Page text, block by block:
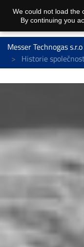
Messer Technogas s.r.o
Historie
We could not load the
By continuing you